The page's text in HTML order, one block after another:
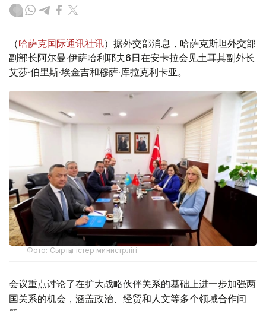
（哈萨克国际通讯社讯）据外交部消息，哈萨克斯坦外交部
副部长阿尔曼·伊萨哈利耶夫6日在安卡拉会见土耳其副外长
艾莎·伯里斯·埃金吉和穆萨·库拉克利卡亚。
Фото: Сыртқы істер министрлігі
会议重点讨论了在扩大战略伙伴关系的基础上进一步加强两
国关系的机会，涵盖政治、经贸和人文等多个领域合作问